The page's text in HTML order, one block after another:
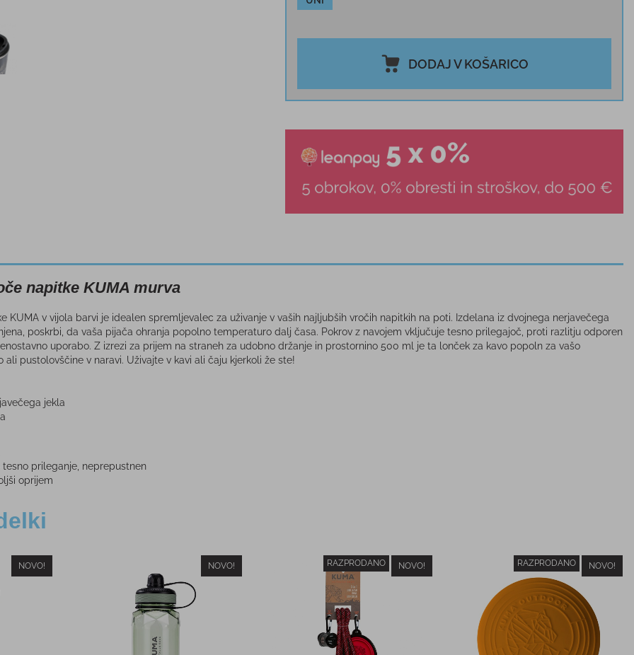
DODAJ V KOŠARICO
napitke KUMA murva
KUMA v vijola barvi je idealen spremljevalec za uživanje v vaših najljubših vročih napitkih na poti. Izdelana iz dvojnega nerjavečega
poskrbi, da vaša pijača ohranja popolno temperaturo dalj časa. Pokrov z navojem vključuje tesno prilegajoč, proti razlitju odporen
enostavno uporabo. Z izrezi za prijem na straneh za udobno držanje in prostornino 500 ml je ta lonček za kavo popoln za vašo
ali pustolovščine v naravi. Uživajte v kavi ali čaju kjerkoli že ste!
jekla
tesno prileganje, neprepustnen
oprijem
NOVO! NOVO! RAZPRODANO NOVO! RAZPRODANO NOVO!